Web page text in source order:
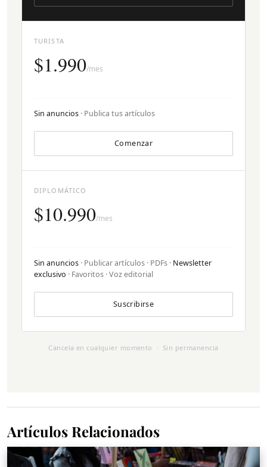
TURISTA
$1.990/mes
Sin anuncios · Publica tus artículos
Comenzar
DIPLOMÁTICO
$10.990/mes
Sin anuncios · Publicar artículos · PDFs · Newsletter
exclusivo · Favoritos · Voz editorial
Suscribirse
Cancela en cualquier momento · Sin permanencia
Artículos Relacionados